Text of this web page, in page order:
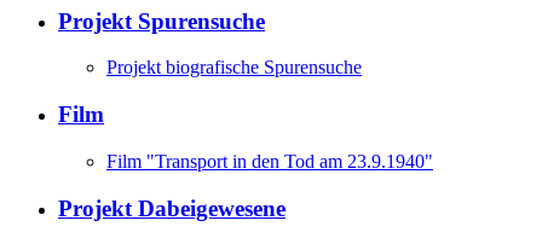
Projekt Spurensuche
Projekt biografische Spurensuche
Film
Film "Transport in den Tod am 23.9.1940"
Projekt Dabeigewesene